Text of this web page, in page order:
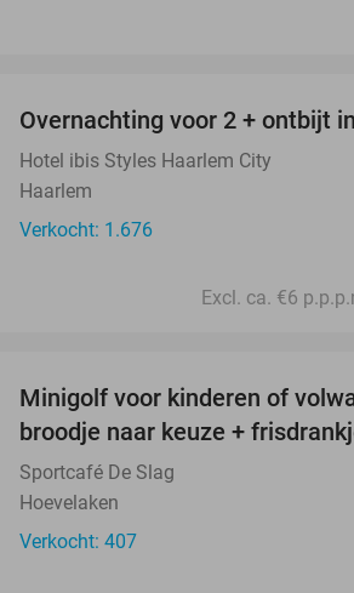
Overnachting voor 2 + ontbijt
Hotel ibis Styles Haarlem City
Haarlem
Verkocht: 1.676
Excl. ca. €6
Minigolf voor kinderen of
broodje naar keuze +
Sportcafé De Slag
Hoevelaken
Verkocht: 407